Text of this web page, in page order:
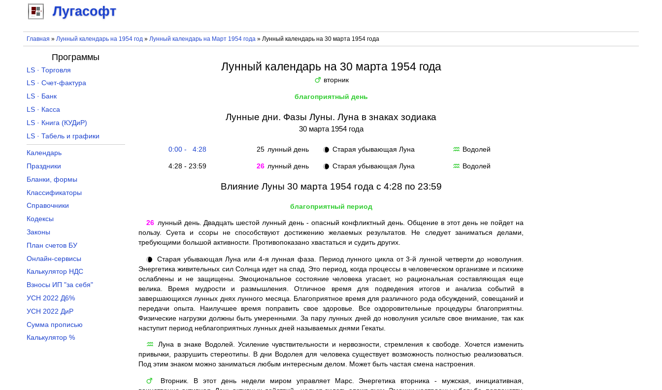
Лугасофт
Главная » Лунный календарь на 1954 год» Лунный календарь на Март 1954 года» Лунный календарь на 30 марта 1954 года
Лунный календарь на 30 марта 1954 года
♂ вторник
благоприятный день
Лунные дни. Фазы Луны. Луна в знаках зодиака
30 марта 1954 года
0:00 - 4:28 25 лунный день 🌘 Старая убывающая Луна ♒ Водолей
4:28 - 23:59 26 лунный день 🌘 Старая убывающая Луна ♒ Водолей
Влияние Луны 30 марта 1954 года с 4:28 по 23:59
благоприятный период
26 лунный день. Двадцать шестой лунный день - опасный конфликтный день. Общение в этот день не пойдет на
пользу. Суета и ссоры не способствуют достижению желаемых результатов. Не следует заниматься делами,
требующими большой активности. Противопоказано хвастаться и судить других.
🌘
Старая убывающая Луна или 4-я лунная фаза. Период лунного цикла от 3-й лунной четверти до новолуния.
Энергетика живительных сил Солнца идет на спад. Это период, когда процессы в человеческом организме и психике
ослаблены и не защищены. Эмоциональное состояние человека угасает, но рациональная составляющая еще
велика. Время мудрости и размышления. Отличное время для подведения итогов и анализа событий в
завершающихся лунных днях лунного месяца. Благоприятное время для различного рода обсуждений, совещаний и
передачи опыта. Наилучшее время поправить свое здоровье. Все оздоровительные процедуры благоприятны.
Физические нагрузки должны быть умеренными. За пару лунных дней до новолуния усильте свое внимание, так как
наступит период неблагоприятных лунных дней называемых днями Гекаты.
♒
Луна в знаке Водолей. Усиление чувствительности и нервозности, стремления к свободе. Хочется изменить
привычки, разрушить стереотипы. В дни Водолея для человека существует возможность полностью реализоваться.
Под этим знаком можно заниматься любым интересным делом. Может быть частая смена настроения.
♂
Вторник. В этот день недели миром управляет Марс. Энергетика вторника - мужская, инициативная,
Программы
LS · Торговля
LS · Счет-фактура
LS · Банк
LS · Касса
LS · Книга (КУДиР)
LS · Табель и графики
Календарь
Праздники
Бланки, формы
Классификаторы
Справочники
Кодексы
Законы
План счетов БУ
Онлайн-сервисы
Калькулятор НДС
Взносы ИП "за себя"
УСН 2022 Д6%
УСН 2022 ДиР
Сумма прописью
Калькулятор %